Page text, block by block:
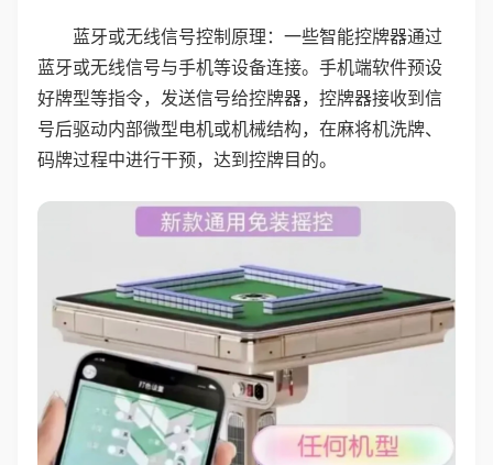
蓝牙或无线信号控制原理：一些智能控牌器通过
蓝牙或无线信号与手机等设备连接。手机端软件预设
好牌型等指令，发送信号给控牌器，控牌器接收到信
号后驱动内部微型电机或机械结构，在麻将机洗牌、
码牌过程中进行干预，达到控牌目的。